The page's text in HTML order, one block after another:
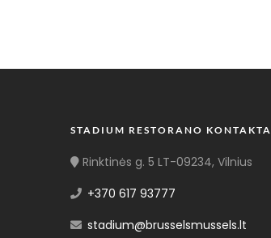
STADIUM RESTORANO
Rinktinės g. 5 LT-09234, Vilnius
+370 617 93777
stadium@brusselsmussels.lt